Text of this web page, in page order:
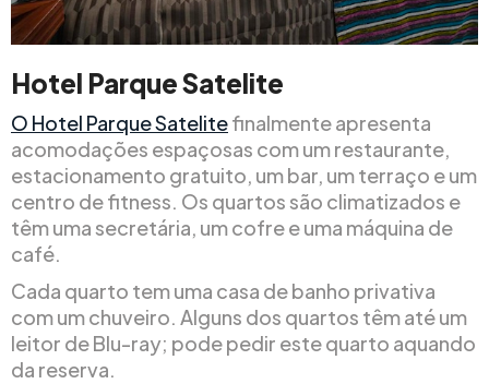
Hotel Parque Satelite
O Hotel Parque Satelitefinalmente apresenta
acomodações espaçosas com um restaurante,
estacionamento gratuito, um bar, um terraço e um
centro de fitness. Os quartos são climatizados e
têm uma secretária, um cofre e uma máquina de
café.
Cada quarto tem uma casa de banho privativa
com um chuveiro. Alguns dos quartos têm até um
leitor de Blu-ray; pode pedir este quarto aquando
da reserva.